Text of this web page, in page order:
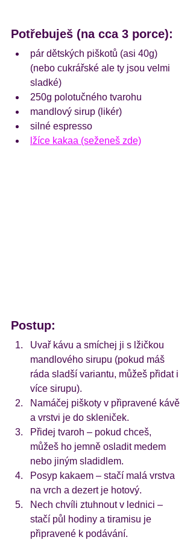
Potřebuješ (na cca 3 porce):
pár dětských piškotů (asi 40g)
(nebo cukrářské ale ty jsou velmi
sladké)
250g polotučného tvarohu
mandlový sirup (likér)
silné espresso
lžíce kakaa (seženeš zde)
Postup:
Uvař kávu a smíchej ji s lžičkou
mandlového sirupu (pokud máš
ráda sladší variantu, můžeš přidat i
více sirupu).
Namáčej piškoty v připravené kávě
a vrstvi je do skleniček.
Přidej tvaroh – pokud chceš,
můžeš ho jemně osladit medem
nebo jiným sladidlem.
Posyp kakaem – stačí malá vrstva
na vrch a dezert je hotový.
Nech chvíli ztuhnout v lednici –
stačí půl hodiny a tiramisu je
připravené k podávání.